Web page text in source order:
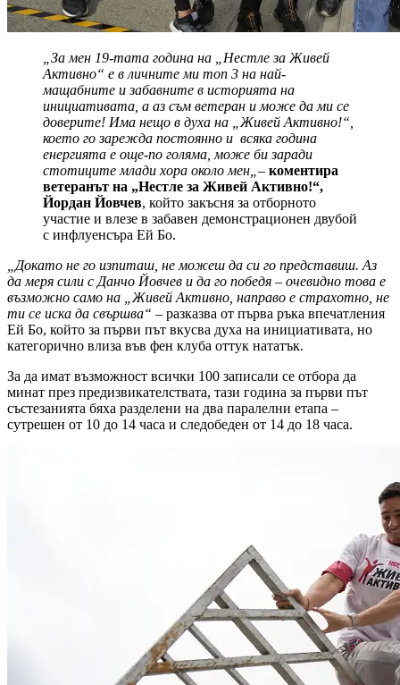
„За мен 19-тата година на „Нестле за Живей
Активно“ е в личните ми топ 3 на най-
мащабните и забавните в историята на
инициативата, а аз съм ветеран и може да ми се
доверите! Има нещо в духа на „Живей Активно!“,
което го зарежда постоянно и всяка година
енергията е още-по голяма, може би заради
стотиците млади хора около мен„ – коментира
ветеранът на „Нестле за Живей Активно!“,
Йордан Йовчев, който закъсня за отборното
участие и влезе в забавен демонстрационен двубой
с инфлуенсъра Ей Бо.
„Докато не го изпиташ, не можеш да си го представиш. Аз
да меря сили с Данчо Йовчев и да го победя – очевидно това е
възможно само на „Живей Активно, направо е страхотно, не
ти се иска да свършва“ – разказва от първа ръка впечатления
Ей Бо, който за първи път вкусва духа на инициативата, но
категорично влиза във фен клуба оттук нататък.
За да имат възможност всички 100 записали се отбора да
минат през предизвикателствата, тази година за първи път
състезанията бяха разделени на два паралелни етапа –
сутрешен от 10 до 14 часа и следобеден от 14 до 18 часа.